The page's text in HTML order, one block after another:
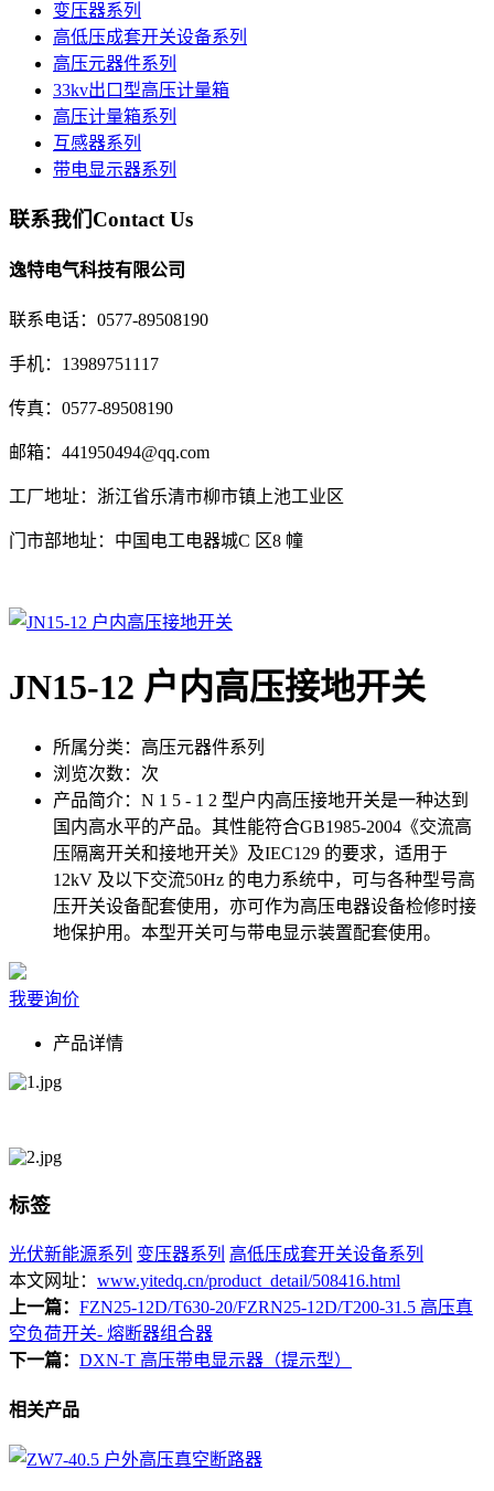
变压器系列
高低压成套开关设备系列
高压元器件系列
33kv出口型高压计量箱
高压计量箱系列
互感器系列
带电显示器系列
联系我们Contact Us
逸特电气科技有限公司
联系电话：0577-89508190
手机：13989751117
传真：0577-89508190
邮箱：441950494@qq.com
工厂地址：浙江省乐清市柳市镇上池工业区
门市部地址：中国电工电器城C 区8 幢
JN15-12 户内高压接地开关
所属分类： 高压元器件系列
浏览次数： 次
产品简介： N 1 5 - 1 2 型户内高压接地开关是一种达到
国内高水平的产品。其性能符合GB1985-2004《交流高
压隔离开关和接地开关》及IEC129 的要求，适用于
12kV 及以下交流50Hz 的电力系统中，可与各种型号高
压开关设备配套使用，亦可作为高压电器设备检修时接
地保护用。本型开关可与带电显示装置配套使用。
我要询价
产品详情
标签
光伏新能源系列 变压器系列 高低压成套开关设备系列
本文网址： www.yitedq.cn/product_detail/508416.html
上一篇： FZN25-12D/T630-20/FZRN25-12D/T200-31.5 高压真
空负荷开关- 熔断器组合器
下一篇： DXN-T 高压带电显示器（提示型）
相关产品